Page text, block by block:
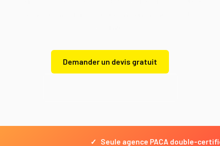
Demander un devis gratuit
✓
Seule agence PACA double-